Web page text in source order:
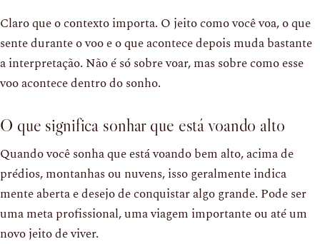
Claro que o contexto importa. O jeito como você voa, o que
sente durante o voo e o que acontece depois muda bastante
a interpretação. Não é só sobre voar, mas sobre como esse
voo acontece dentro do sonho.
O que significa sonhar que está voando alto
Quando você sonha que está voando bem alto, acima de
prédios, montanhas ou nuvens, isso geralmente indica
mente aberta e desejo de conquistar algo grande. Pode ser
uma meta profissional, uma viagem importante ou até um
novo jeito de viver.